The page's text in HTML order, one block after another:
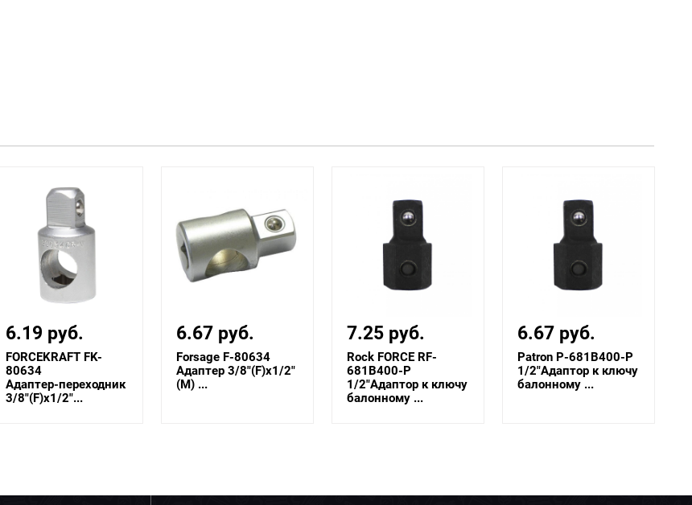
6.19 руб.
FORCEKRAFT FK-
80634
Адаптер-переходник
3/8"(F)x1/2"...
6.67 руб.
Forsage F-80634
Адаптер 3/8"(F)x1/2"
(M) ...
7.25 руб.
Rock FORCE RF-
681B400-P
1/2"Адаптор к ключу
балонному ...
6.67 руб.
Patron P-681B400-P
1/2"Адаптор к ключу
балонному ...